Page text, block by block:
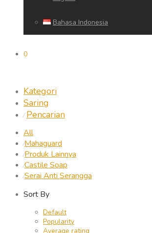
Bahasa Indonesia
0
Kategori
Saring
⁄ Pencarian
All
⁄Mahaguard
⁄Produk Lainnya
⁄Castile Soap
⁄Serai Anti Serangga
Sort By
Default
Popularity
Average rating